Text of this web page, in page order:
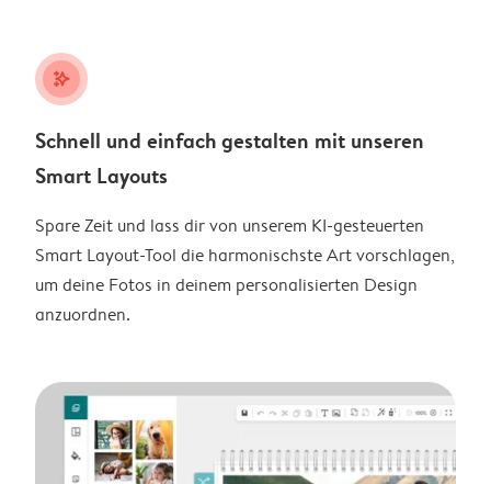
stars_plus
Schnell und einfach gestalten mit unseren
Smart Layouts
Spare Zeit und lass dir von unserem KI-gesteuerten
Smart Layout-Tool die harmonischste Art vorschlagen,
um deine Fotos in deinem personalisierten Design
anzuordnen.